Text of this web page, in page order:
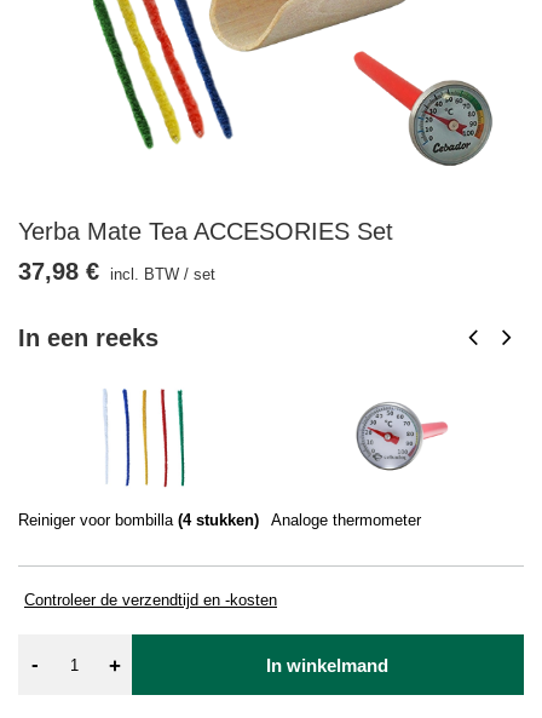
Yerba Mate Tea ACCESORIES Set
In een reeks
Reiniger voor bombilla(4stukken) Analoge thermometer
Controleer de verzendtijd en -kosten
37,98 € incl. BTW / set
- + In winkelmand